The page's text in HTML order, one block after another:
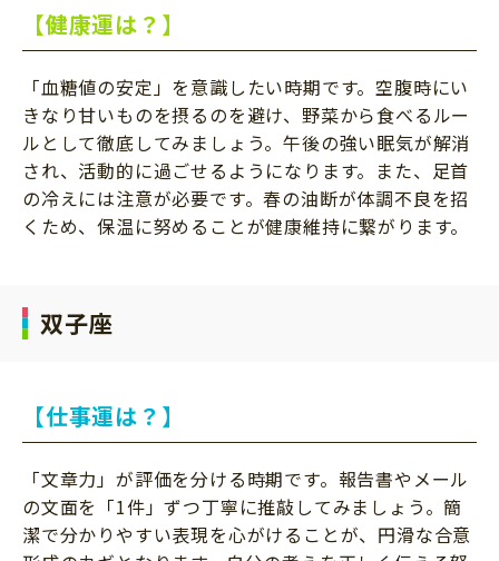
【健康運は？】
「血糖値の安定」を意識したい時期です。空腹時にい
きなり甘いものを摂るのを避け、野菜から食べるルー
ルとして徹底してみましょう。午後の強い眠気が解消
され、活動的に過ごせるようになります。また、足首
の冷えには注意が必要です。春の油断が体調不良を招
くため、保温に努めることが健康維持に繋がります。
双子座
【仕事運は？】
「文章力」が評価を分ける時期です。報告書やメール
の文面を「1件」ずつ丁寧に推敲してみましょう。簡
潔で分かりやすい表現を心がけることが、円滑な合意